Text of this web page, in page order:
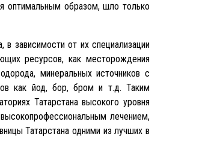
оптимальным образом, шло только
в зависимости от их специализации
ресурсов, как месторождения
минеральных источников с
как йод, бор, бром и т.д. Таким
Татарстана высокого уровня
лечением,
Татарстана одними из лучших в